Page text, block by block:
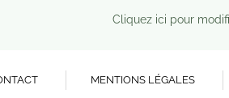
Cliquez ici pour
MENTIONS LÉGALES